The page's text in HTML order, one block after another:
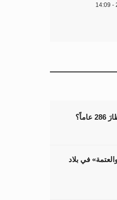
في بلاد